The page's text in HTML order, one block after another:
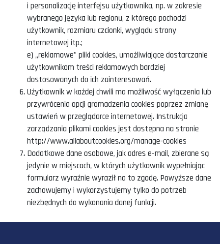
i personalizację interfejsu użytkownika, np. w zakresie
wybranego języka lub regionu, z którego pochodzi
użytkownik, rozmiaru czcionki, wyglądu strony
internetowej itp.;
e) „reklamowe” pliki cookies, umożliwiające dostarczanie
użytkownikom treści reklamowych bardziej
dostosowanych do ich zainteresowań.
Użytkownik w każdej chwili ma możliwość wyłączenia lub
przywrócenia opcji gromadzenia cookies poprzez zmianę
ustawień w przeglądarce internetowej. Instrukcja
zarządzania plikami cookies jest dostępna na stronie
http://www.allaboutcookies.org/manage-cookies
Dodatkowe dane osobowe, jak adres e-mail, zbierane są
jedynie w miejscach, w których użytkownik wypełniając
formularz wyraźnie wyraził na to zgodę. Powyższe dane
zachowujemy i wykorzystujemy tylko do potrzeb
niezbędnych do wykonania danej funkcji.